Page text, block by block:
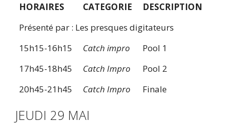
HORAIRES CATEGORIE
DESCRIPTION
Présenté par : Les presques digitateurs
15h15-16h15
Catch impro
Pool 1
17h45-18h45
Catch Impro
Pool 2
20h45-21h45
Catch Impro Finale
JEUDI 29 MAI